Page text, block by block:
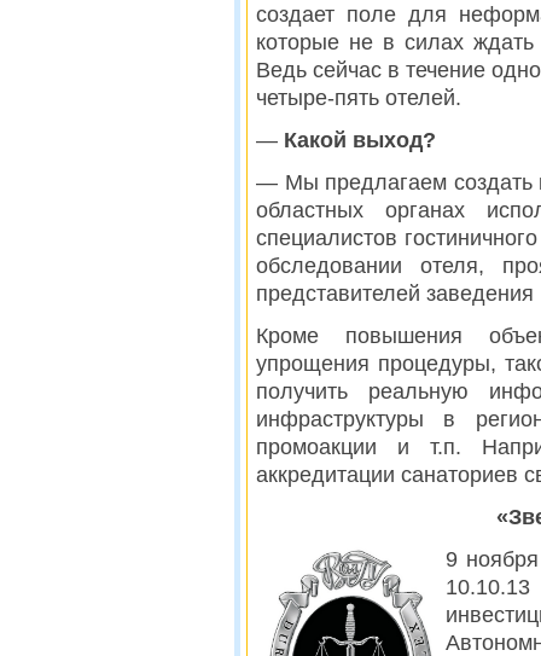
создает поле для
которые не в силах
Ведь сейчас в течение
четыре-пять отелей.
— Какой выход?
— Мы предлагаем создать
областных органах
специалистов
обследовании отеля,
представителей
Кроме повышения
упрощения процедуры,
получить реальную
инфраструктуры в
промоакции и т.п.
аккредитации санаториев
9